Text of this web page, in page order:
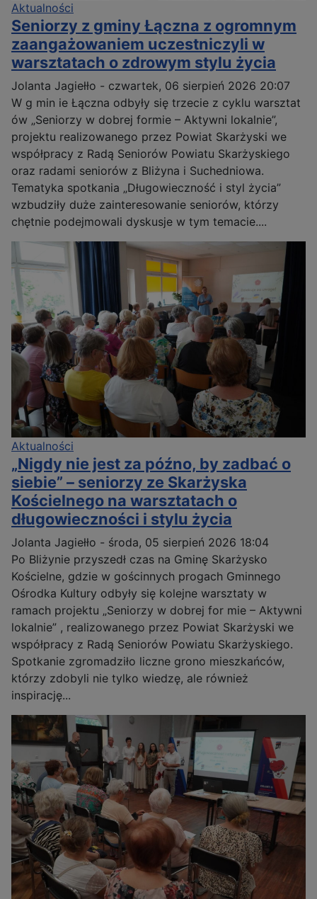
Aktualności
Seniorzy z gminy Łączna z ogromnym
zaangażowaniem uczestniczyli w
warsztatach o zdrowym stylu życia
Jolanta Jagiełło - czwartek, 06 sierpień 2026 20:07
W g min ie Łączna odbyły się trzecie z cyklu warsztat
ów „Seniorzy w dobrej formie – Aktywni lokalnie”,
projektu realizowanego przez Powiat Skarżyski we
współpracy z Radą Seniorów Powiatu Skarżyskiego
oraz radami seniorów z Bliżyna i Suchedniowa.
Tematyka spotkania „Długowieczność i styl życia”
wzbudziły duże zainteresowanie seniorów, którzy
chętnie podejmowali dyskusje w tym temacie....
Aktualności
„Nigdy nie jest za późno, by zadbać o
siebie” – seniorzy ze Skarżyska
Kościelnego na warsztatach o
długowieczności i stylu życia
Jolanta Jagiełło - środa, 05 sierpień 2026 18:04
Po Bliżynie przyszedł czas na Gminę Skarżysko
Kościelne, gdzie w gościnnych progach Gminnego
Ośrodka Kultury odbyły się kolejne warsztaty w
ramach projektu „Seniorzy w dobrej for mie – Aktywni
lokalnie” , realizowanego przez Powiat Skarżyski we
współpracy z Radą Seniorów Powiatu Skarżyskiego.
Spotkanie zgromadziło liczne grono mieszkańców,
którzy zdobyli nie tylko wiedzę, ale również
inspirację...